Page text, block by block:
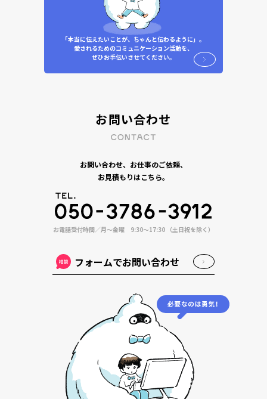
「本当に伝えたいことが、ちゃんと伝わるように」。
愛されるためのコミュニケーション活動を、
ぜひお手伝いさせてください。
お問い合わせ
お問い合わせ、お仕事のご依頼、
お見積もりはこちら。
お電話受付時間／月〜金曜 9:30〜17:30 （土日祝を除く）
フォームでお問い合わせ